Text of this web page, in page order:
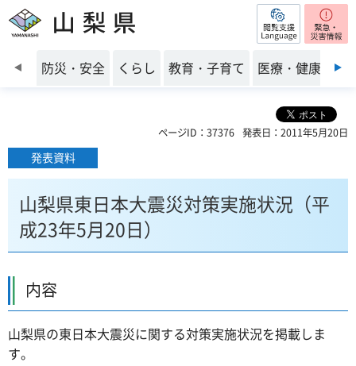
山梨県 閲覧支援
前のスライドを表示
防災・安全 くらし 教育・子育て 医療・健康・福
ページID：37376 発表日：2011年5月20日
発表資料
山梨県東日本大震災対策実施状況（平
成23年5月20日）
内容
山梨県の東日本大震災に関する対策実施状況を掲載しま
す。